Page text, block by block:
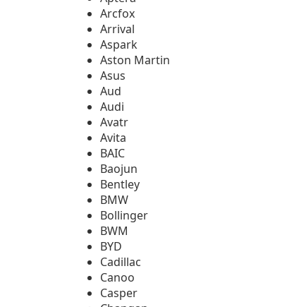
Arcfox
Arrival
Aspark
Aston Martin
Asus
Aud
Audi
Avatr
Avita
BAIC
Baojun
Bentley
BMW
Bollinger
BWM
BYD
Cadillac
Canoo
Casper